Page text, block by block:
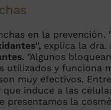
en la
explica la dra.
"Algunos
utilizados y funciona
muy efectivos.
induce a las
presentamos la